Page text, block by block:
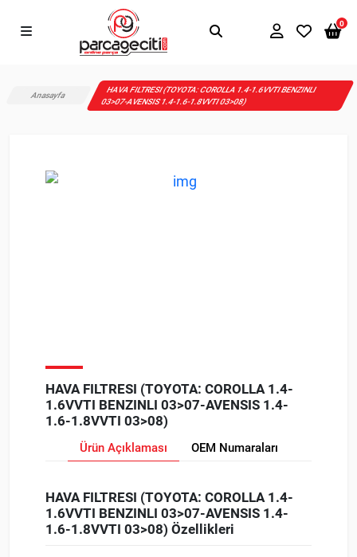
0
Anasayfa
HAVA FILTRESI (TOYOTA: COROLLA 1.4-1.6VVTI BENZINLI
03>07-AVENSIS 1.4-1.6-1.8VVTI 03>08)
HAVA FILTRESI (TOYOTA: COROLLA 1.4-
1.6VVTI BENZINLI 03>07-AVENSIS 1.4-
1.6-1.8VVTI 03>08)
Ürün Açıklaması OEM Numaraları
HAVA FILTRESI (TOYOTA: COROLLA 1.4-
1.6VVTI BENZINLI 03>07-AVENSIS 1.4-
1.6-1.8VVTI 03>08) Özellikleri